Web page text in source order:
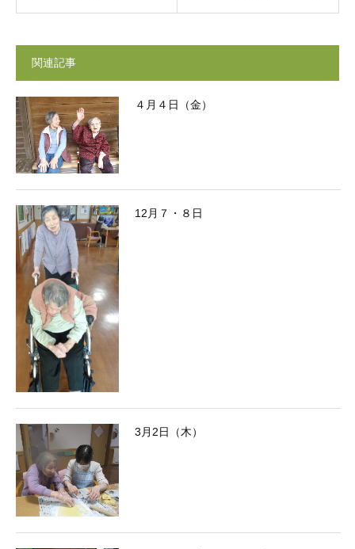
関連記事
４月４日（金）
12月７・８日
3月2日（木）